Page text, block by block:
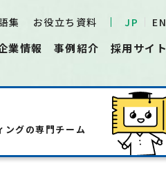
集 お役立ち資料 JP EN
業情報 事例紹介 採用サイト
ングの専門チーム